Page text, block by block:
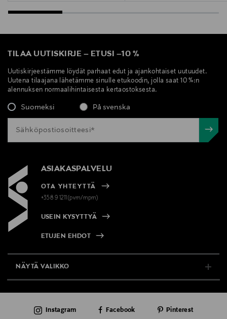
TILAA UUTISKIRJE – ETUSI –10 %
Uutiskirjeestämme löydät parhaat edut ja ajankohtaiset uutuudet.
Uutena tilaajana lähetämme sinulle etukoodin, jolla saat 10 %:n
alennuksen normaalihintaisesta kertaostoksesta.
Suomeksi På svenska
ASIAKASPALVELU
OTA YHTEYTTÄ
+358 9 1211(pvm/mpm)
USEIN KYSYTTYÄ
ETUJEN EHDOT
NÄYTÄ VALIKKO
AJANKOHTAISTA
Instagram Facebook Pinterest